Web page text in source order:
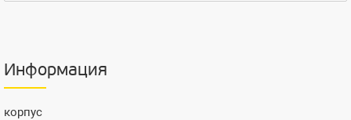
Информация
корпус